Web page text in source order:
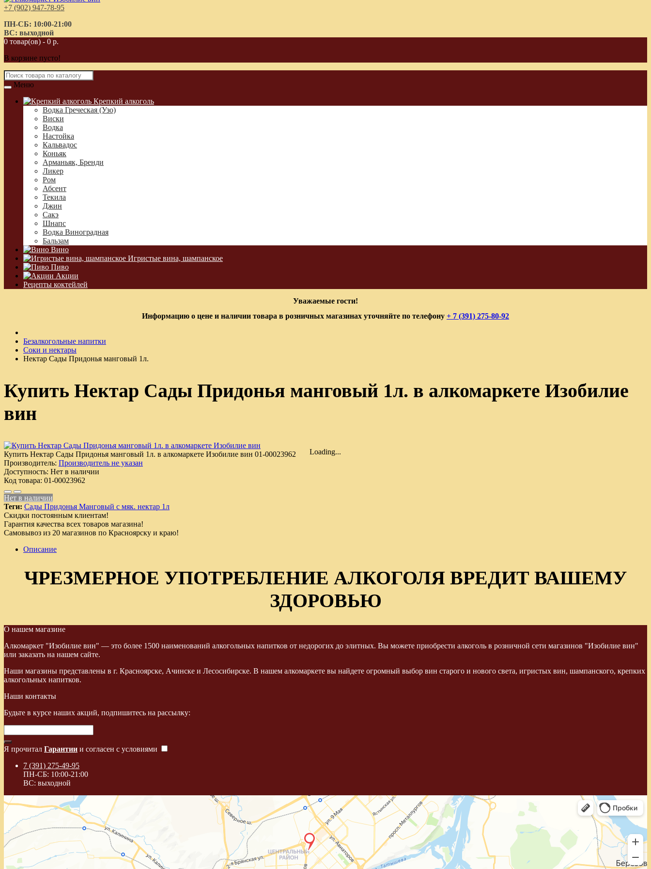
+7 (902) 947-78-95
ПН-СБ: 10:00-21:00
ВС: выходной
0 товар(ов) - 0 р.
В корзине пусто!
Меню
Крепкий алкоголь
Водка Греческая (Узо)
Виски
Водка
Настойка
Кальвадос
Коньяк
Арманьяк, Бренди
Ликер
Ром
Абсент
Текила
Джин
Сакэ
Шнапс
Водка Виноградная
Бальзам
Вино
Игристые вина, шампанское
Пиво
Акции
Рецепты коктейлей
Уважаемые гости!
Информацию о цене и наличии товара в розничных магазинах уточняйте по телефону + 7 (391) 275-80-92
Безалкогольные напитки
Соки и нектары
Нектар Сады Придонья манговый 1л.
Купить Нектар Сады Придонья манговый 1л. в алкомаркете Изобилие
вин
Loading...
Купить Нектар Сады Придонья манговый 1л. в алкомаркете Изобилие вин 01-00023962
Производитель: Производитель не указан
Доступность: Нет в наличии
Код товара: 01-00023962
Нет в наличии
Теги: Сады Придонья Манговый с мяк. нектар 1л
Скидки постоянным клиентам!
Гарантия качества всех товаров магазина!
Самовывоз из 20 магазинов по Красноярску и краю!
Описание
ЧРЕЗМЕРНОЕ УПОТРЕБЛЕНИЕ АЛКОГОЛЯ ВРЕДИТ ВАШЕМУ
ЗДОРОВЬЮ
О нашем магазине
Алкомаркет "Изобилие вин" — это более 1500 наименований алкогольных напитков от недорогих до элитных. Вы можете приобрести алкоголь в розничной сети магазинов "Изобилие вин"
или заказать на нашем сайте.
Наши магазины представлены в г. Красноярске, Ачинске и Лесосибирске. В нашем алкомаркете вы найдете огромный выбор вин старого и нового света, игристых вин, шампанского, крепких
алкогольных напитков.
Наши контакты
Будьте в курсе наших акций, подпишитесь на рассылку:
Я прочитал Гарантии и согласен с условиями
7 (391) 275-49-95
ПН-СБ: 10:00-21:00
ВС: выходной